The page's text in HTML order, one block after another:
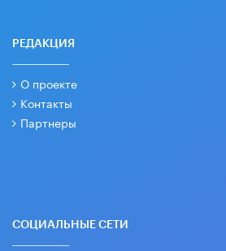
РЕДАКЦИЯ
О проекте
Контакты
Партнеры
СОЦИАЛЬНЫЕ СЕТИ